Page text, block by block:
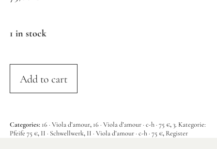
Orgelherbst 2022
Orgelherbst 2021
1 in stock
Add to cart
Categories: 16 · Viola d’amour, 16 · Viola d’amour · c-h · 75 €,3. Kategorie:
Pfeife 75 €, II · Schwellwerk, II · Viola d’amour · c-h · 75 €, Register